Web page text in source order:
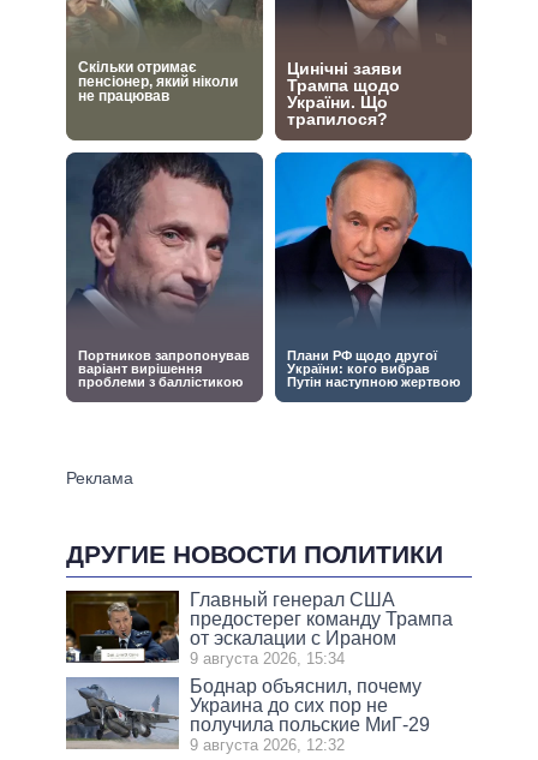
ДРУГИЕ НОВОСТИ ПОЛИТИКИ
Главный генерал США
предостерег команду Трампа
от эскалации с Ираном
9 августа 2026, 15:34
Боднар объяснил, почему
Украина до сих пор не
получила польские МиГ-29
9 августа 2026, 12:32